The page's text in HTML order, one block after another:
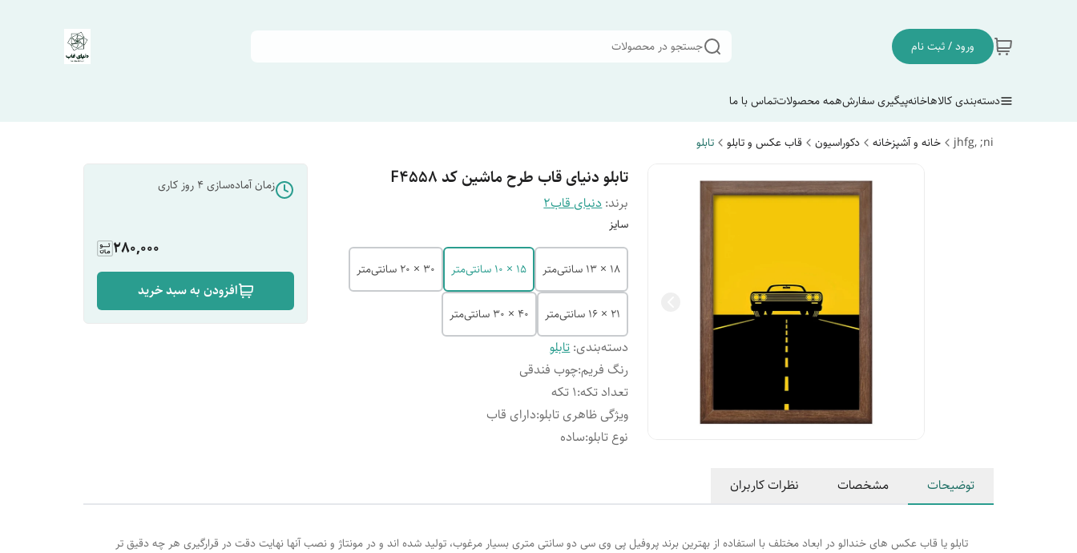
ورود / ثبت نام جستجو در محصولات
دسته‌بندی کالاهاخانهپیگیری سفارشهمه محصولاتتماس با ما
jhfg, ;ni خانه و آشپزخانه دکوراسیون قاب عکس و تابلو تابلو
تابلو دنیای قاب طرح ماشین کد F4558
برند:دنیای قاب2
سایز
18 × 13 سانتی‌متر 15 × 10 سانتی‌متر 30 × 20 سانتی‌متر
21 × 16 سانتی‌متر 40 × 30 سانتی‌متر
دسته‌بندی:تابلو
رنگ فریم:چوب فندقی
تعداد تکه:1 تکه
ویژگی ظاهری تابلو:دارای قاب
نوع تابلو:ساده
زمان آماده‌سازی4 روز کاری
280,000
افزودن به سبد خرید
توضیحات مشخصات نظرات کاربران
تابلو یا قاب عکس های خندالو در ابعاد مختلف با استفاده از بهترین برند پروفیل پی وی سی دو سانتی متری بسیار مرغوب، تولید شده اند و در مونتاژ و نصب آنها نهایت دقت در قرارگیری هر چه دقیق تر